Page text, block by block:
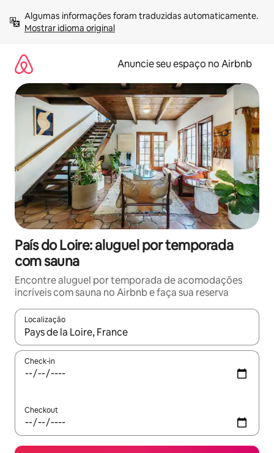
para
Mostrar idioma original
Anuncie seu espaço no Airbnb
País do Loire: aluguel por temporada
com sauna
Encontre aluguel por temporada de acomodações
incríveis com sauna no Airbnb e faça sua reserva
Localização
Quando os resultados estiverem disponíveis, explore-os
Check-in
Checkout